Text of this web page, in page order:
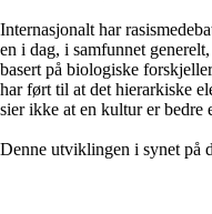
Internasjonalt har
en i dag, i samfunnet
basert på biologiske
har ført til at det hierarkiske
sier ikke at en kultur er bedre
Denne utviklingen i synet på